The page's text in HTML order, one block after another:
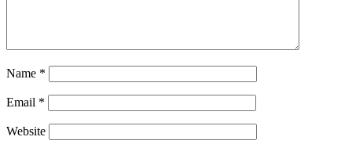
Name *
Email *
Website